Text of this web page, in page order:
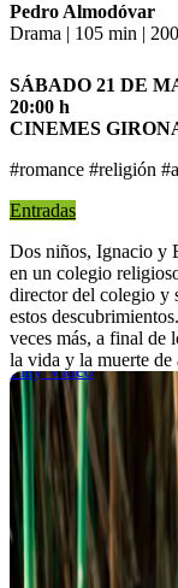
Pedro Almodóvar
Drama | 105 min |
SÁBADO 21 DE
20:00 h
CINEMES
#romance #religión
Entradas
Dos niños, Ignacio y
en un colegio
director del colegio y
estos
veces más, a final de
la vida y la muerte de
Play Video